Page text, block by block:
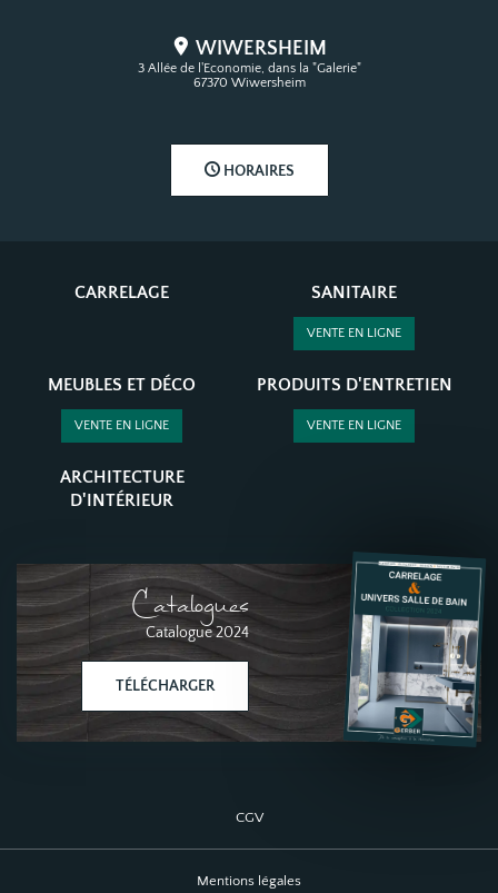
WIWERSHEIM
3 Allée de l'Economie, dans la "Galerie"
67370 Wiwersheim
HORAIRES
CARRELAGE SANITAIRE
VENTE EN LIGNE
MEUBLES ET DÉCO
VENTE EN LIGNE
PRODUITS D'ENTRETIEN
VENTE EN LIGNE
ARCHITECTURE
D'INTÉRIEUR
Catalogues
Catalogue 2024
TÉLÉCHARGER
CGV
Mentions légales